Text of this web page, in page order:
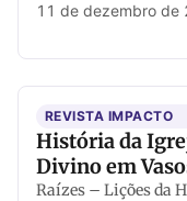
11 de dezembro de
REVISTA IMPACTO
História da
Divino em
Raízes – Lições da